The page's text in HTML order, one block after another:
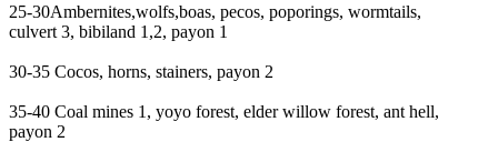
25-30Ambernites,wolfs,boas, pecos, poporings, wormtails,
culvert 3, bibiland 1,2, payon 1
30-35 Cocos, horns, stainers, payon 2
35-40 Coal mines 1, yoyo forest, elder willow forest, ant hell,
payon 2